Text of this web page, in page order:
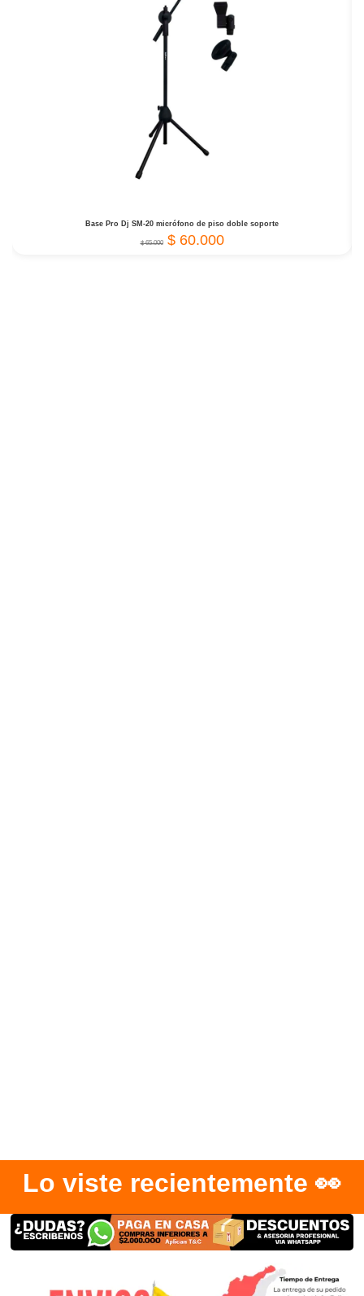
Base Pro Dj SM-20 micrófono de piso doble soporte
$65.000 $60.000
Lo viste recientemente 👀